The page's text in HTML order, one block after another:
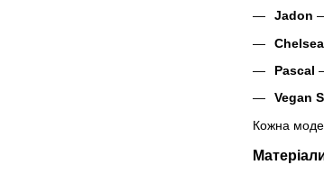
Jadon
Pascal
Vegan
Кожна